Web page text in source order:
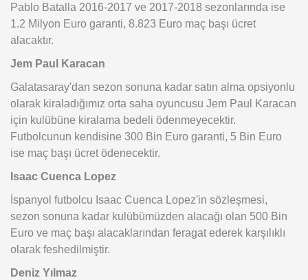
Pablo Batalla 2016-2017 ve 2017-2018 sezonlarında ise
1.2 Milyon Euro garanti, 8.823 Euro maç başı ücret
alacaktır.
Jem Paul Karacan
Galatasaray'dan sezon sonuna kadar satın alma opsiyonlu
olarak kiraladığımız orta saha oyuncusu Jem Paul Karacan
için kulübüne kiralama bedeli ödenmeyecektir.
Futbolcunun kendisine 300 Bin Euro garanti, 5 Bin Euro
ise maç başı ücret ödenecektir.
Isaac Cuenca Lopez
İspanyol futbolcu Isaac Cuenca Lopez'in sözleşmesi,
sezon sonuna kadar kulübümüzden alacağı olan 500 Bin
Euro ve maç başı alacaklarından feragat ederek karşılıklı
olarak feshedilmiştir.
Deniz Yılmaz